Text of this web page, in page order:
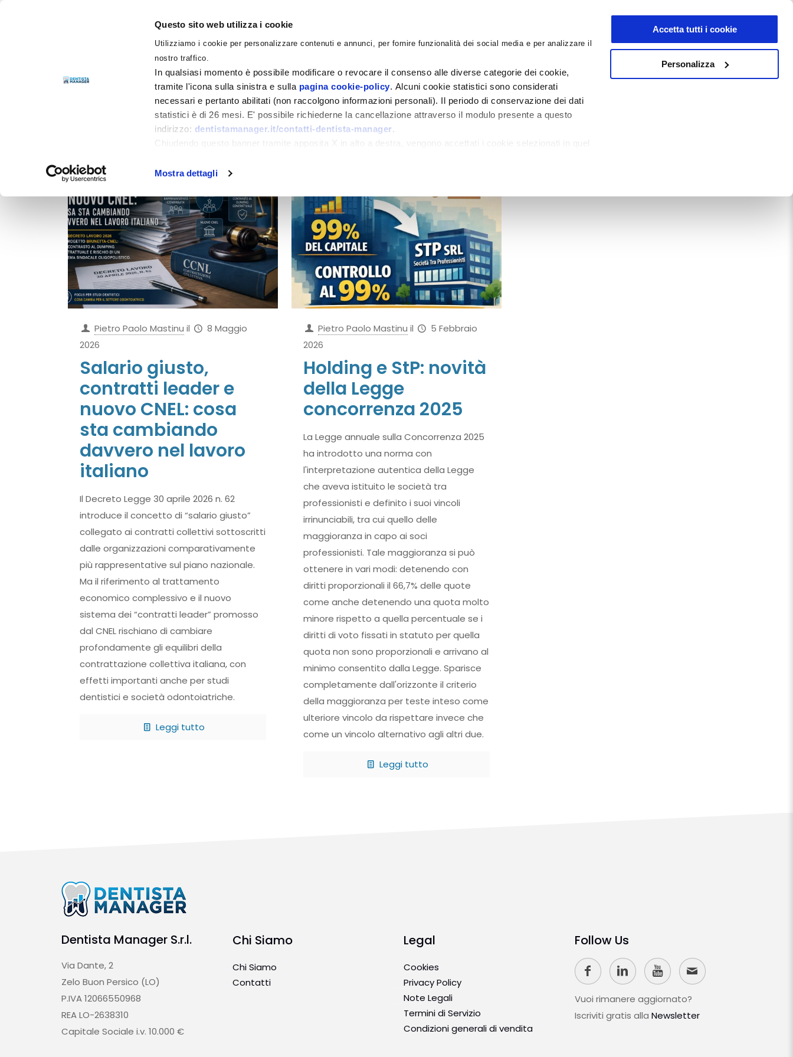
Questo sito web utilizza i cookie
Utilizziamo i cookie per personalizzare contenuti e annunci, per fornire funzionalità dei social media e per analizzare il
nostro traffico.
In qualsiasi momento è possibile modificare o revocare il consenso alle diverse categorie dei cookie,
tramite l'icona sulla sinistra e sulla pagina cookie-policy. Alcuni cookie statistici sono considerati
necessari e pertanto abilitati (non raccolgono informazioni personali). Il periodo di conservazione dei dati
statistici è di 26 mesi. E' possibile richiederne la cancellazione attraverso il modulo presente a questo
indirizzo: dentistamanager.it/contatti-dentista-manager.
Chiudendo questo banner tramite apposita X in alto a destra, vengono accettati i cookie selezionati in quel
Mostra dettagli
Accetta tutti i cookie
Personalizza
NEWSLETTER
DOCUMENTI 0 0
Categorie
Pietro Paolo Mastinu il
8 Maggio
2026
Salario giusto,
contratti leader e
nuovo CNEL: cosa
sta cambiando
davvero nel lavoro
italiano
Il Decreto Legge 30 aprile 2026 n. 62
introduce il concetto di “salario giusto”
collegato ai contratti collettivi sottoscritti
dalle organizzazioni comparativamente
più rappresentative sul piano nazionale.
Ma il riferimento al trattamento
economico complessivo e il nuovo
sistema dei “contratti leader” promosso
dal CNEL rischiano di cambiare
profondamente gli equilibri della
contrattazione collettiva italiana, con
effetti importanti anche per studi
dentistici e società odontoiatriche.
Leggi tutto
Pietro Paolo Mastinu il
5 Febbraio
2026
Holding e StP: novità
della Legge
concorrenza 2025
La Legge annuale sulla Concorrenza 2025
ha introdotto una norma con
l'interpretazione autentica della Legge
che aveva istituito le società tra
professionisti e definito i suoi vincoli
irrinunciabili, tra cui quello delle
maggioranza in capo ai soci
professionisti. Tale maggioranza si può
ottenere in vari modi: detenendo con
diritti proporzionali il 66,7% delle quote
come anche detenendo una quota molto
minore rispetto a quella percentuale se i
diritti di voto fissati in statuto per quella
quota non sono proporzionali e arrivano al
minimo consentito dalla Legge. Sparisce
completamente dall'orizzonte il criterio
della maggioranza per teste inteso come
ulteriore vincolo da rispettare invece che
come un vincolo alternativo agli altri due.
Leggi tutto
Dentista Manager S.r.l.
Via Dante, 2
Zelo Buon Persico (LO)
P.IVA 12066550968
REA LO-2638310
Capitale Sociale i.v. 10.000 €
Follow Us
Vuoi rimanere aggiornato?
Iscriviti gratis alla Newsletter
Chi Siamo
Chi Siamo
Contatti
Legal
Cookies
Privacy Policy
Note Legali
Termini di Servizio
Condizioni generali di vendita